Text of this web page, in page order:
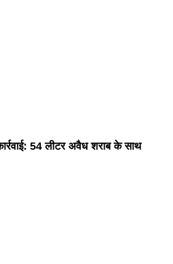
54 लीटर अवैध शराब के साथ